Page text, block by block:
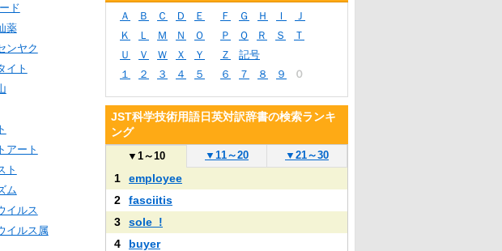
ド
薬
ンヤク
イト
アート
ト
ム
イルス
イルス属
Ａ Ｂ Ｃ Ｄ Ｅ Ｆ Ｇ Ｈ Ｉ
Ｊ
Ｋ
Ｌ Ｍ Ｎ Ｏ Ｐ Ｑ Ｒ Ｓ
Ｔ
Ｕ
Ｖ Ｗ Ｘ Ｙ Ｚ
記号
１
２ ３ ４ ５ ６ ７ ８ ９ ０
JST科学技術用語日英対訳辞書の検索ランキ
ング
▼ 1～10 ▼ 11～20 ▼ 21～30
1
employee
2
fasciitis
3
sole_!
4
buyer